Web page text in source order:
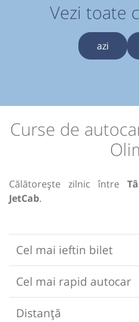
Vezi toate
azi
Curse de
Călătorește zilnic între
JetCab.
Cel mai ieftin bilet
Cel mai rapid autocar
Distanță